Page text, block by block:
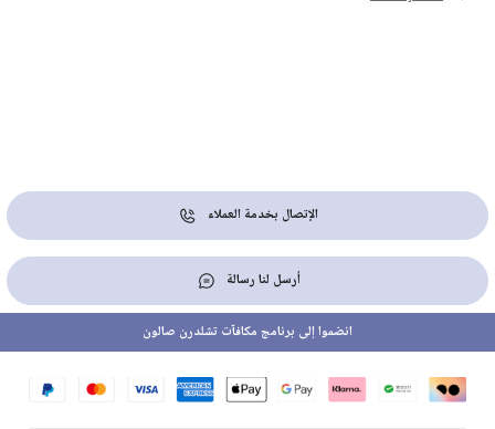
الإتصال بخدمة العملاء
أرسل لنا رسالة
انضموا إلى برنامج مكافآت تشلدرن صالون